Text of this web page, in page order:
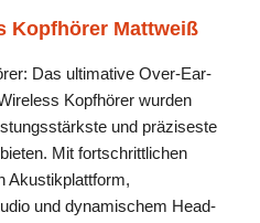
Kopfhörer Mattweiß
Das ultimative Over-Ear-
Kopfhörer wurden
und präziseste
Mit fortschrittlichen
Akustikplattform,
und dynamischem Head-